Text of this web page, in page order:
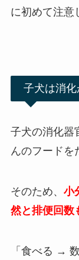
に初めて注意
子犬は消
子犬の消化器
んのフードを
そのため、 小
然と排便回数
「食べる →